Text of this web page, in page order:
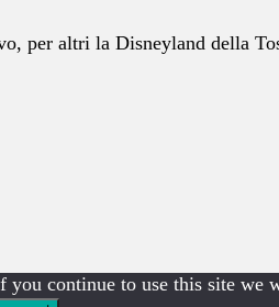
per altri la Disneyland della
continue to use this site